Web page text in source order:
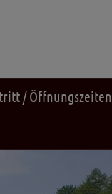
/ Öffnungszeiten